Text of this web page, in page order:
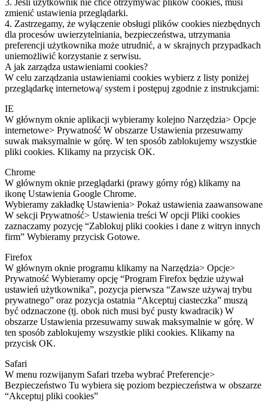
zmienić ustawienia przeglądarki.
4. Zastrzegamy, że wyłączenie obsługi plików cookies niezbędnych
dla procesów uwierzytelniania, bezpieczeństwa, utrzymania
preferencji użytkownika może utrudnić, a w skrajnych przypadkach
uniemożliwić korzystanie z serwisu.
A jak zarządza ustawieniami cookies?
W celu zarządzania ustawieniami cookies wybierz z listy poniżej
przeglądarkę internetową/ system i postępuj zgodnie z instrukcjami:
IE
W głównym oknie aplikacji wybieramy kolejno Narzędzia> Opcje
internetowe> Prywatność W obszarze Ustawienia przesuwamy
suwak maksymalnie w górę. W ten sposób zablokujemy wszystkie
pliki cookies. Klikamy na przycisk OK.
Chrome
W głównym oknie przeglądarki (prawy górny róg) klikamy na
ikonę Ustawienia Google Chrome.
Wybieramy zakładkę Ustawienia> Pokaż ustawienia zaawansowane
W sekcji Prywatność> Ustawienia treści W opcji Pliki cookies
zaznaczamy pozycję “Zablokuj pliki cookies i dane z witryn innych
firm” Wybieramy przycisk Gotowe.
Firefox
W głównym oknie programu klikamy na Narzędzia> Opcje>
Prywatność Wybieramy opcję “Program Firefox będzie używał
ustawień użytkownika”, pozycja pierwsza “Zawsze używaj trybu
prywatnego” oraz pozycja ostatnia “Akceptuj ciasteczka” muszą
być odznaczone (tj. obok nich musi być pusty kwadracik) W
obszarze Ustawienia przesuwamy suwak maksymalnie w górę. W
ten sposób zablokujemy wszystkie pliki cookies. Klikamy na
przycisk OK.
Safari
W menu rozwijanym Safari trzeba wybrać Preferencje>
Bezpieczeństwo Tu wybiera się poziom bezpieczeństwa w obszarze
“Akceptuj pliki cookies”